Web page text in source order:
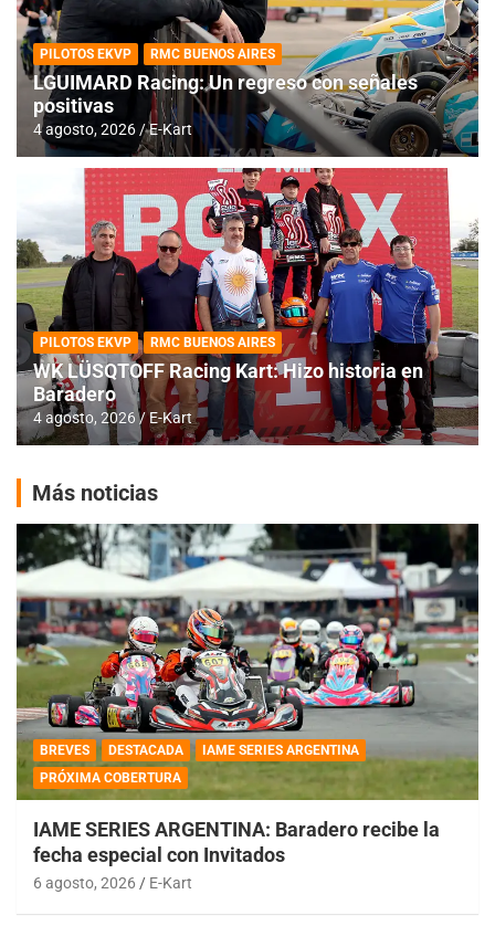
PILOTOS EKVP RMC BUENOS AIRES
LGUIMARD Racing: Un regreso con señales
positivas
4 agosto, 2026 E-Kart
PILOTOS EKVP RMC BUENOS AIRES
WK LÜSQTOFF Racing Kart: Hizo historia en
Baradero
4 agosto, 2026 E-Kart
Más noticias
BREVES DESTACADA
IAME SERIES ARGENTINA
PRÓXIMA COBERTURA
IAME SERIES ARGENTINA: Baradero recibe la
fecha especial con Invitados
6 agosto, 2026 E-Kart